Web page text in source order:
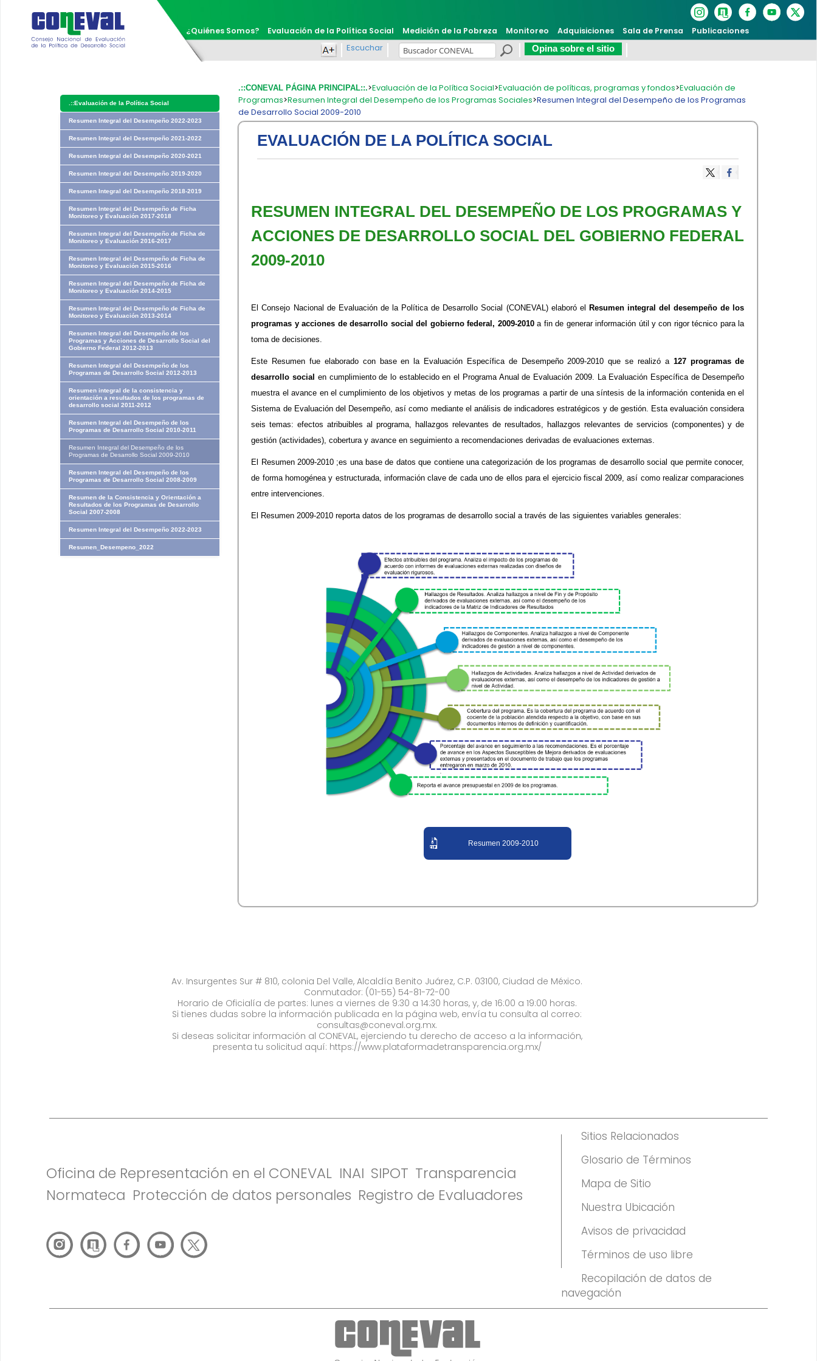
¿Quiénes Somos? Evaluación de la Política Social Medición de la Pobreza Monitoreo Adquisiciones Sala de Prensa Publicaciones
Escuchar Opina sobre el sitio
.::Evaluación de la Política Social
Resumen Integral del Desempeño 2022-2023
Resumen Integral del Desempeño 2021-2022
Resumen Integral del Desempeño 2020-2021
Resumen Integral del Desempeño 2019-2020
Resumen Integral del Desempeño 2018-2019
Resumen Integral del Desempeño de Ficha
Monitoreo y Evaluación 2017-2018
Resumen Integral del Desempeño de Ficha de
Monitoreo y Evaluación 2016-2017
Resumen Integral del Desempeño de Ficha de
Monitoreo y Evaluación 2015-2016
Resumen Integral del Desempeño de Ficha de
Monitoreo y Evaluación 2014-2015
Resumen Integral del Desempeño de Ficha de
Monitoreo y Evaluación 2013-2014
Resumen Integral del Desempeño de los
Programas y Acciones de Desarrollo Social del
Gobierno Federal 2012-2013
Resumen Integral del Desempeño de los
Programas de Desarrollo Social 2012-2013
Resumen integral de la consistencia y
orientación a resultados de los programas de
desarrollo social 2011-2012
Resumen Integral del Desempeño de los
Programas de Desarrollo Social 2010-2011
Resumen Integral del Desempeño de los
Programas de Desarrollo Social 2009-2010
Resumen Integral del Desempeño de los
Programas de Desarrollo Social 2008-2009
Resumen de la Consistencia y Orientación a
Resultados de los Programas de Desarrollo
Social 2007-2008
Resumen Integral del Desempeño 2022-2023
Resumen_Desempeno_2022
.::CONEVAL PÁGINA PRINCIPAL::.>Evaluación de la Política Social>Evaluación de políticas, programas y fondos>Evaluación de
Programas>Resumen Integral del Desempeño de los Programas Sociales>Resumen Integral del Desempeño de los Programas
de Desarrollo Social 2009-2010
EVALUACIÓN DE LA POLÍTICA SOCIAL
​RESUMEN INTEGRAL DEL DESEMPEÑO DE LOS PROGRAMAS Y
ACCIONES DE DESARROLLO SOCIAL DEL GOBIERNO FEDERAL
2009-2010
El Consejo Nacional de Evaluación de la Política de Desarrollo Social (CONEVAL) elaboró el
Resumen integral del desempeño de los
programas y acciones de desarrollo social del gobierno federal, 2009-2010a fin de generar información útil y con rigor técnico para la
toma de decisiones.
Este Resumen fue elaborado con base en la Evaluación Específica de Desempeño 2009-2010 que se realizó a 127 programas de
desarrollo social en cumplimiento de lo establecido en el Programa Anual de Evaluación 2009. La Evaluación Específica de Desempeño
muestra el avance en el cumplimiento de los objetivos y metas de los programas a partir de una síntesis de la información contenida en el
Sistema de Evaluación del Desempeño, así como mediante el análisis de indicadores estratégicos y de gestión. Esta evaluación considera
seis temas: efectos atribuibles al programa, hallazgos relevantes de resultados, hallazgos relevantes de servicios (componentes) y de
gestión (actividades), cobertura y avance en seguimiento a recomendaciones derivadas de evaluaciones externas.
El ​Resumen 2009-2010 ;es una base de datos que contiene una categorización de los programas de desarrollo social que permite conocer,
de forma homogénea y estructurada, información clave de cada uno de ellos para el ejercicio fiscal 2009, así como realizar comparaciones
entre intervenciones.
El Resumen 2009-2010 reporta datos de los programas de desarrollo social a través de las siguientes variables generales:
Resumen 2009-2010
Av. Insurgentes Sur # 810, colonia Del Valle, Alcaldía Benito Juárez, C.P. 03100, Ciudad de México.
Conmutador: (01-55) 54-81-72-00
Horario de Oficialía de partes: lunes a viernes de 9:30 a 14:30 horas, y, de 16:00 a 19:00 horas.
Si tienes dudas sobre la información publicada en la página web, envía tu consulta al correo:
consultas@coneval.org.mx.
Si deseas solicitar información al CONEVAL, ejerciendo tu derecho de acceso a la información,
presenta tu solicitud aquí: https://www.plataformadetransparencia.org.mx/
Oficina de Representación en el CONEVAL INAI SIPOT Transparencia
Normateca Protección de datos personales Registro de Evaluadores
Sitios Relacionados
Glosario de Términos
Mapa de Sitio
Nuestra Ubicación
Avisos de privacidad
Términos de uso libre
Recopilación de datos de
navegación